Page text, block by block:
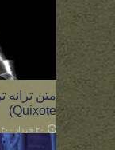
Quixote)
۲۰ خرداد ۱۴۰۰